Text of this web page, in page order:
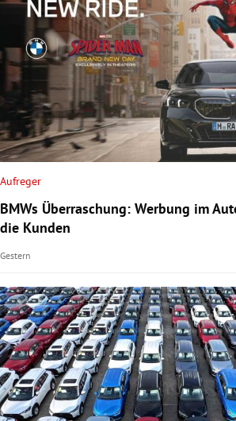
Untermenü
Aufreger
BMWs Überraschung: Werbung im
die Kunden
Gestern